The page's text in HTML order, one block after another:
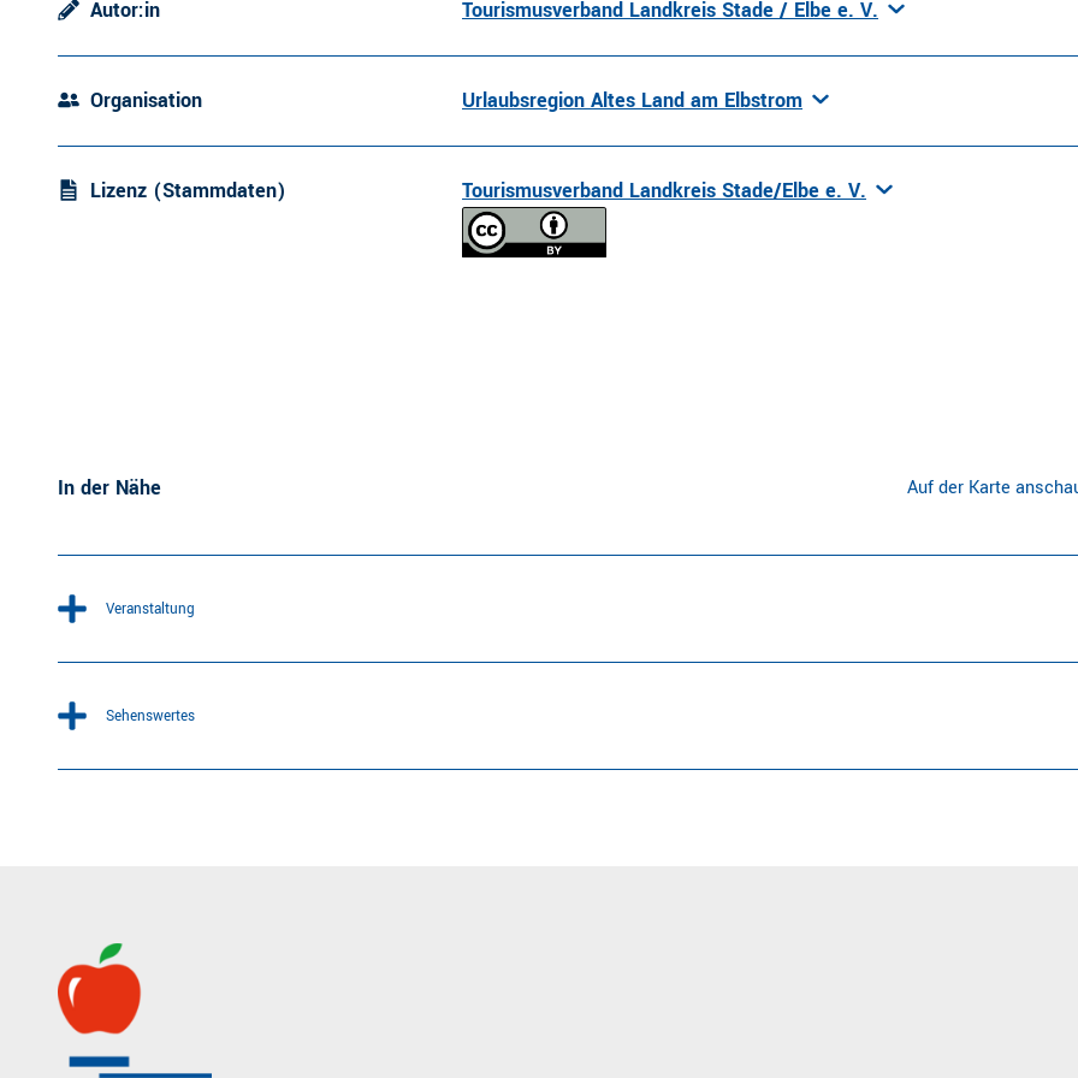
Autor:in Tourismusverband Landkreis Stade / Elbe e. V.
Organisation Urlaubsregion Altes Land am Elbstrom
Lizenz (Stammdaten) Tourismusverband Landkreis Stade/Elbe e. V.
In der Nähe Auf der Karte
Veranstaltung
Sehenswertes